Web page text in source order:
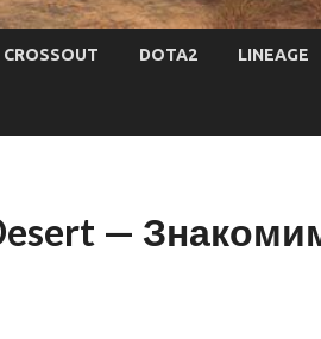
CROSSOUT DOTA2 LINEAGE
—